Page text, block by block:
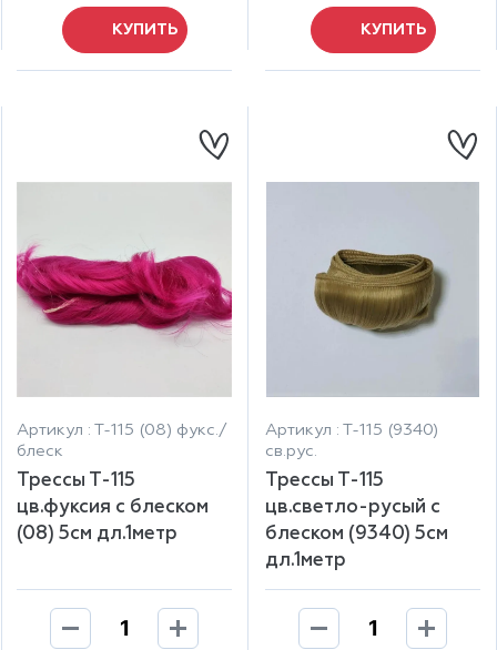
КУПИТЬ КУПИТЬ
Артикул : Т-115 (08) фукс./
блеск
Трессы Т-115
цв.фуксия с блеском
(08) 5см дл.1метр
Артикул : Т-115 (9340)
св.рус.
Трессы Т-115
цв.светло-русый с
блеском (9340) 5см
дл.1метр